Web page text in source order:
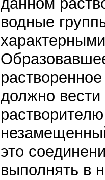
водные
должно
это
выполнять в